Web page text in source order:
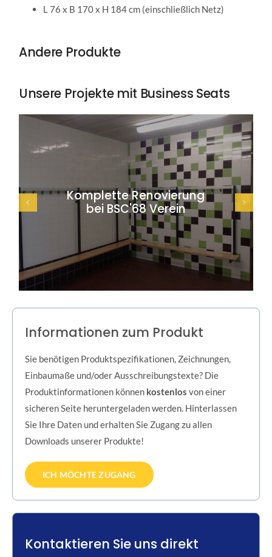
L 76 x B 170 x H 184 cm (einschließlich Netz)
Andere Produkte
Unsere Projekte mit Business Seats
Komplette Renovierung
bei BSC'68 Verein
Informationen zum Produkt
Sie benötigen Produktspezifikationen, Zeichnungen,
Einbaumaße und/oder Ausschreibungstexte? Die
Produktinformationen können kostenlos von einer
sicheren Seite heruntergeladen werden. Hinterlassen
Sie Ihre Daten und erhalten Sie Zugang zu allen
Downloads unserer Produkte!
ICH MÖCHTE ZUGANG
Kontaktieren Sie uns direkt